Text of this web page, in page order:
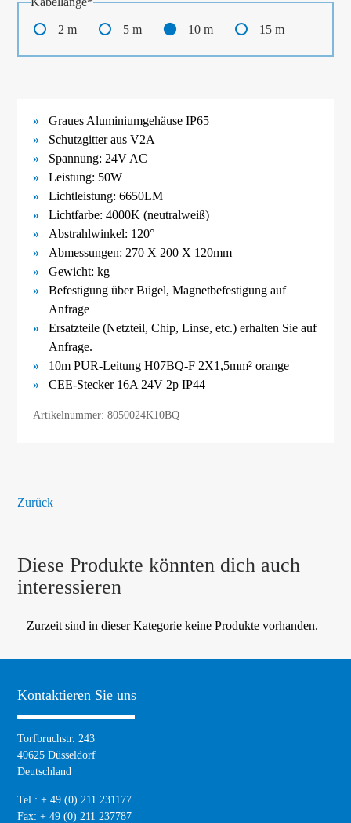
2 m 5 m 10 m 15 m
Graues Aluminiumgehäuse IP65
Schutzgitter aus V2A
Spannung: 24V AC
Leistung: 50W
Lichtleistung: 6650LM
Lichtfarbe: 4000K (neutralweiß)
Abstrahlwinkel: 120°
Abmessungen: 270 X 200 X 120mm
Gewicht:kg
Befestigung über Bügel,Magnetbefestigung auf
Anfrage
Ersatzteile (Netzteil, Chip, Linse, etc.) erhalten Sie auf
Anfrage.
10m PUR-Leitung H07BQ-F 2X1,5mm² orange
CEE-Stecker 16A 24V 2p IP44
Artikelnummer: 8050024K10BQ
Zurück
Diese Produkte könnten dich auch
interessieren
Zurzeit sind in dieser Kategorie keine Produkte vorhanden.
Kontaktieren Sie uns
Torfbruchstr. 243
40625 Düsseldorf
Deutschland
Tel.: + 49 (0) 211 231177
Fax: + 49 (0) 211 237787